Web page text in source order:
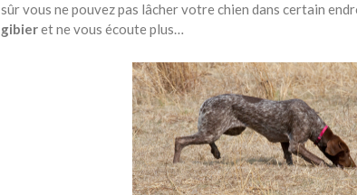
sûr vous ne pouvez pas lâcher votre chien dans certain
gibieret ne vous écoute plus…